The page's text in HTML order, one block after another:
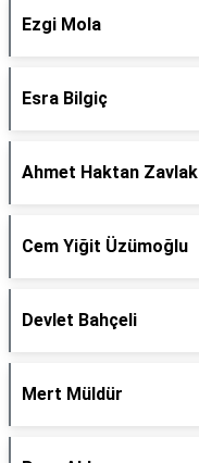
Ezgi Mola
Esra Bilgiç
Ahmet Haktan Zavlak
Cem Yiğit Üzümoğlu
Devlet Bahçeli
Mert Müldür